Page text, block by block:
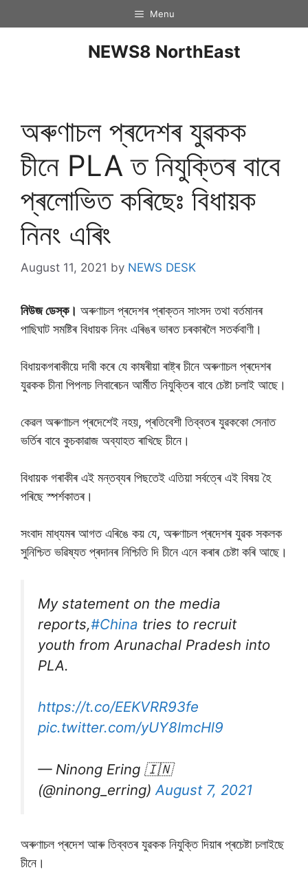
Menu
NEWS8 NorthEast
অৰুণাচল প্ৰদেশৰ যুৱকক
চীনে PLA ত নিযুক্তিৰ বাবে
প্ৰলােভিত কৰিছেঃ বিধায়ক
নিনং এৰিং
August 11, 2021 by NEWS DESK
নিউজ ডেস্ক। অৰুণাচল প্ৰদেশৰ প্ৰাক্তন সাংসদ তথা বৰ্তমানৰ
পাছিঘাট সমষ্টিৰ বিধায়ক নিনং এৰিঙৰ ভাৰত চৰকাৰলৈ সতৰ্কবাণী।
বিধায়কগৰাকীয়ে দাবী কৰে যে কাষৰীয়া ৰাষ্ট্ৰ চীনে অৰুণাচল প্ৰদেশৰ
যুৱকক চীনা পিপলচ লিবাৰেচন আৰ্মীত নিযুক্তিৰ বাবে চেষ্টা চলাই আছে।
কেৱল অৰুণাচল প্ৰদেশেই নহয়, প্ৰতিবেশী তিব্বতৰ যুৱককাে সেনাত
ভৰ্তিৰ বাবে কুচকাৱাজ অব্যাহত ৰাখিছে চীনে।
বিধায়ক গৰাকীৰ এই মন্তব্যৰ পিছতেই এতিয়া সৰ্বত্ৰে এই বিষয় হৈ
পৰিছে স্পৰ্শকাতৰ।
সংবাদ মাধ্যমৰ আগত এৰিঙে কয় যে, অৰুণাচল প্ৰদেশৰ যুৱক সকলক
সুনিশ্চিত ভৱিষ্যত প্ৰদানৰ নিশ্চিতি দি চীনে এনে কৰাৰ চেষ্টা কৰি আছে।
My statement on the media
reports,#China tries to recruit
youth from Arunachal Pradesh into
PLA.
https://t.co/EEKVRR93fe
pic.twitter.com/yUY8lmcHl9
— Ninong Ering 🇮🇳
(@ninong_erring) August 7, 2021
অৰুণাচল প্ৰদেশ আৰু তিব্বতৰ যুৱকক নিযুক্তি দিয়াৰ প্ৰচেষ্টা চলাইছে
চীনে।